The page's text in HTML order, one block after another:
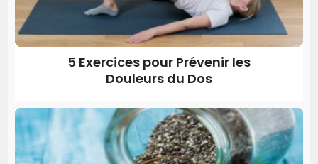
5 Exercices pour Prévenir les
Douleurs du Dos